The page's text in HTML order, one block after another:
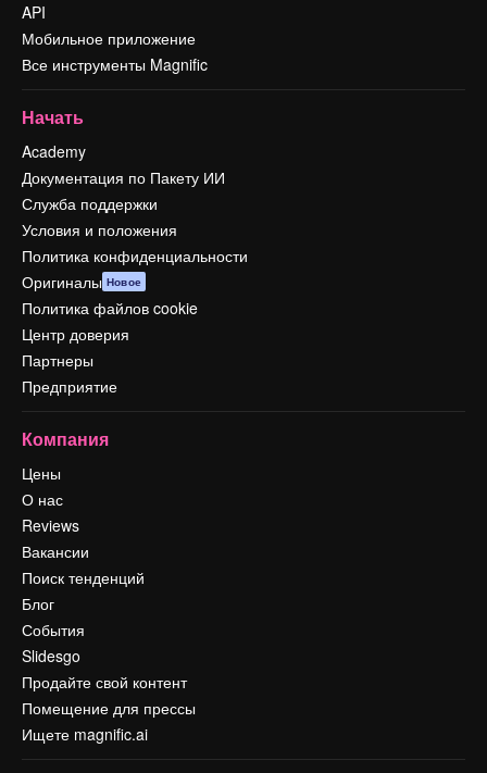
API
Мобильное приложение
Все инструменты Magnific
Начать
Academy
Документация по Пакету ИИ
Служба поддержки
Условия и положения
Политика конфиденциальности
Оригиналы Новое
Политика файлов cookie
Центр доверия
Партнеры
Предприятие
Компания
Цены
О нас
Reviews
Вакансии
Поиск тенденций
Блог
События
Slidesgo
Продайте свой контент
Помещение для прессы
Ищете magnific.ai